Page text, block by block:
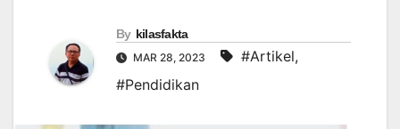
By kilasfakta
MAR 28, 2023 #Artikel,
#Pendidikan